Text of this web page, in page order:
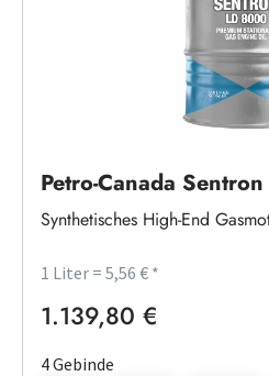
Petro-Canada
Synthetisches High-End
1 Liter = 5,56 € *
Regulärer Preis:
1.139,80 €
4 Gebinde